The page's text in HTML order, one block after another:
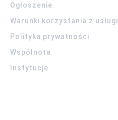
Ogłoszenie
Warunki korzystania z usługi
Polityka prywatności
Wspólnota
Instytucje